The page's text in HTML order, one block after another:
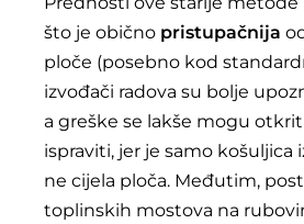
što je obično pristupačnija
ploče (posebno kod
izvođači radova su bolje
a greške se lakše mogu
ispraviti, jer je samo košuljica
ne cijela ploča. Međutim,
toplinskih mostova na